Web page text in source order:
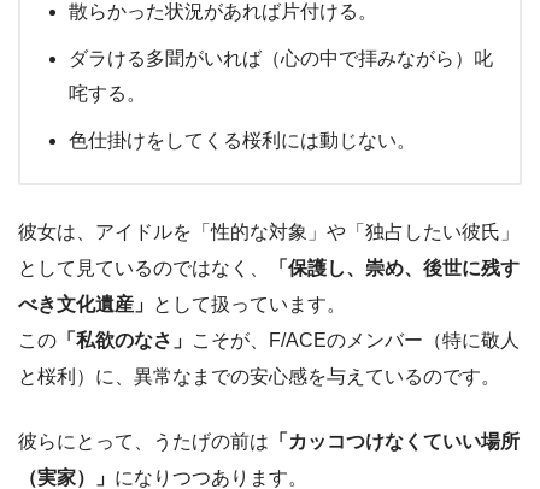
散らかった状況があれば片付ける。
ダラける多聞がいれば（心の中で拝みながら）叱
咤する。
色仕掛けをしてくる桜利には動じない。
彼女は、アイドルを「性的な対象」や「独占したい彼氏」
として見ているのではなく、
「保護し、崇め、後世に残す
べき文化遺産」 として扱っています。
この 「私欲のなさ」 こそが、F/ACEのメンバー（特に敬人
と桜利）に、異常なまでの安心感を与えているのです。
彼らにとって、うたげの前は 「カッコつけなくていい場所
（実家）」 になりつつあります。